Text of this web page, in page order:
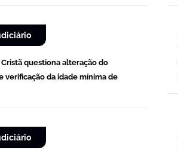
questiona alteração do
verificação da idade mínima de